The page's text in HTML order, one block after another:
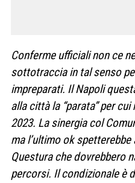
Conferme ufficiali non ce
sottotraccia in tal senso
impreparati. Il Napoli
alla città la “parata” per
2023. La sinergia col
ma l’ultimo ok
Questura che dovrebbero
percorsi. Il condizionale è